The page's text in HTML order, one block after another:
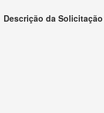
Descrição da Solicitação